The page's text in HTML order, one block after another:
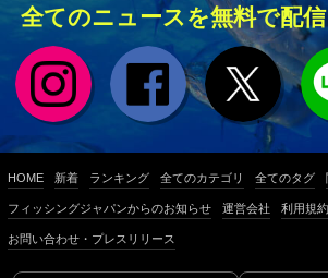
全てのニュースを無料で配
HOME 新着 ランキング 全てのカテゴリ 全てのタグ
フィッシングジャパンからのお知らせ 運営会社 利用規約
お問い合わせ・プレスリリース